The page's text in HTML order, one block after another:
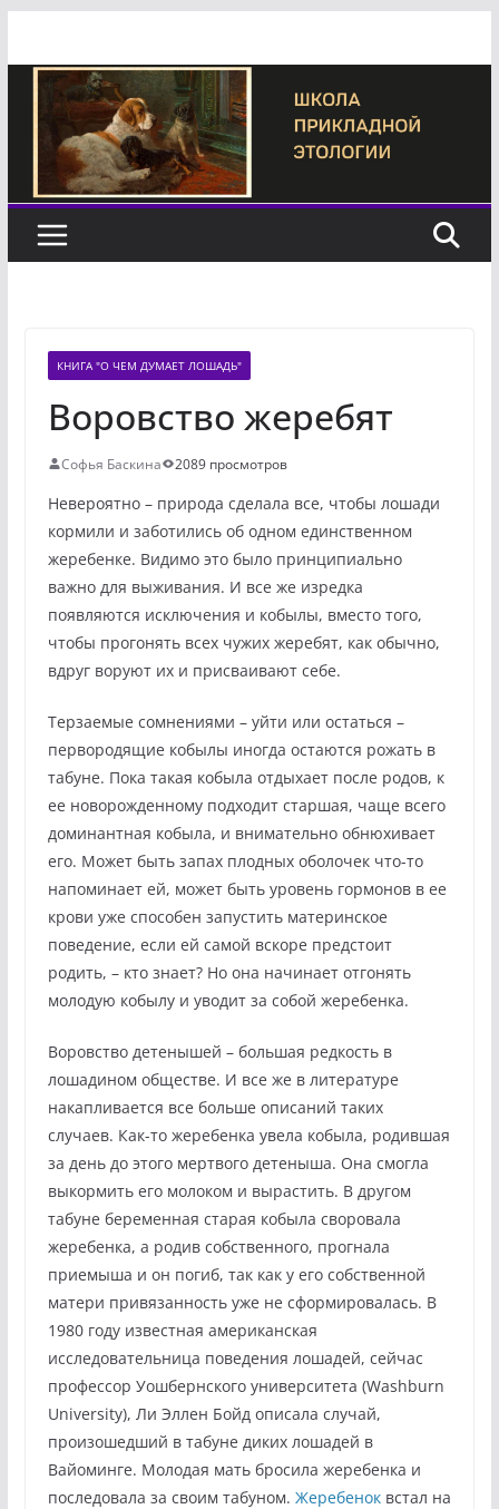
содержимому
КНИГА "О ЧЕМ ДУМАЕТ ЛОШАДЬ"
Воровство жеребят
Софья Баскина 2089 просмотров
Невероятно – природа сделала все, чтобы лошади
кормили и заботились об одном единственном
жеребенке. Видимо это было принципиально
важно для выживания. И все же изредка
появляются исключения и кобылы, вместо того,
чтобы прогонять всех чужих жеребят, как обычно,
вдруг воруют их и присваивают себе.
Терзаемые сомнениями – уйти или остаться –
первородящие кобылы иногда остаются рожать в
табуне. Пока такая кобыла отдыхает после родов, к
ее новорожденному подходит старшая, чаще всего
доминантная кобыла, и внимательно обнюхивает
его. Может быть запах плодных оболочек что-то
напоминает ей, может быть уровень гормонов в ее
крови уже способен запустить материнское
поведение, если ей самой вскоре предстоит
родить, – кто знает? Но она начинает отгонять
молодую кобылу и уводит за собой жеребенка.
Воровство детенышей – большая редкость в
лошадином обществе. И все же в литературе
накапливается все больше описаний таких
случаев. Как-то жеребенка увела кобыла, родившая
за день до этого мертвого детеныша. Она смогла
выкормить его молоком и вырастить. В другом
табуне беременная старая кобыла своровала
жеребенка, а родив собственного, прогнала
приемыша и он погиб, так как у его собственной
матери привязанность уже не сформировалась. В
1980 году известная американская
исследовательница поведения лошадей, сейчас
профессор Уошбернского университета (Washburn
University), Ли Эллен Бойд описала случай,
произошедший в табуне диких лошадей в
Вайоминге. Молодая мать бросила жеребенка и
последовала за своим табуном. Жеребеноквстал на